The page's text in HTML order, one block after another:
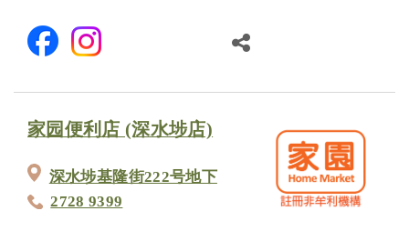
家园便利店 (深水埗店)
深水埗基隆街222号地下
2728 9399